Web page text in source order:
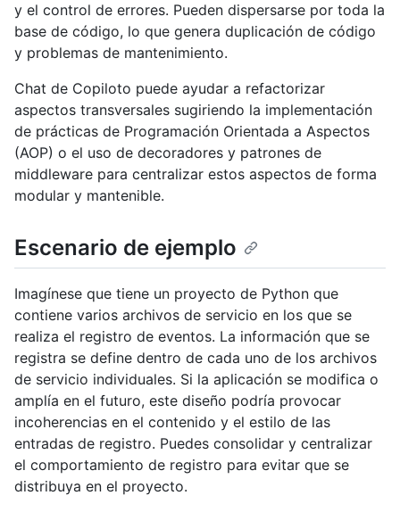
y el control de errores. Pueden dispersarse por toda la
base de código, lo que genera duplicación de código
y problemas de mantenimiento.
Chat de Copiloto puede ayudar a refactorizar
aspectos transversales sugiriendo la implementación
de prácticas de Programación Orientada a Aspectos
(AOP) o el uso de decoradores y patrones de
middleware para centralizar estos aspectos de forma
modular y mantenible.
Escenario de ejemplo
Imagínese que tiene un proyecto de Python que
contiene varios archivos de servicio en los que se
realiza el registro de eventos. La información que se
registra se define dentro de cada uno de los archivos
de servicio individuales. Si la aplicación se modifica o
amplía en el futuro, este diseño podría provocar
incoherencias en el contenido y el estilo de las
entradas de registro. Puedes consolidar y centralizar
el comportamiento de registro para evitar que se
distribuya en el proyecto.